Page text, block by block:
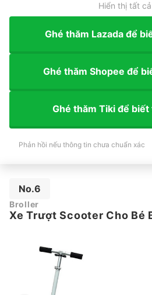
Hiển thị tất cả
Ghé thăm Lazada để
Ghé thăm Shopee để
Ghé thăm Tiki để
Phản hồi nếu thông tin chưa chuẩn xác
No.6
Broller
Xe Trượt Scooter Cho Bé